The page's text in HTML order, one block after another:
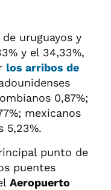
uruguayos y
y el 34,33%,
los arribos de
0,87%;
mexicanos
5,23%.
punto de
puentes
Aeropuerto